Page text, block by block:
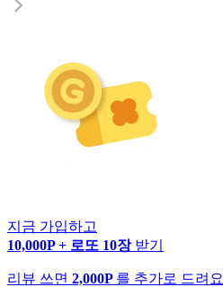
지금 가입하고
10,000P + 로또 10장 받기
리뷰 쓰면 2,000P 를 추가로 드려요